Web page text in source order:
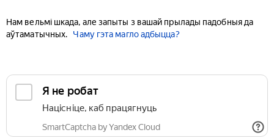
Нам вельмі шкада, але запыты з вашай прылады падобныя да
аўтаматычных.
Чаму гэта магло адбыцца?
Я не робат
Націсніце, каб працягнуць
SmartCaptcha by Yandex Cloud